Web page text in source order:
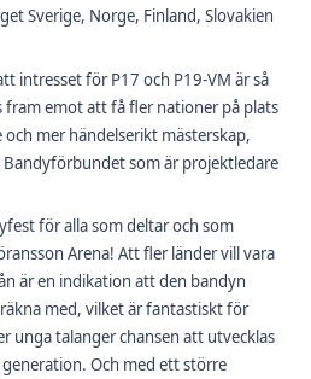
Sverige, Norge, Finland, Slovakien
intresset för P17 och P19-VM är så
fram emot att få fler nationer på plats
mer händelserikt mästerskap,
Bandyförbundet som är projektledare
för alla som deltar och som
Arena! Att fler länder vill vara
är en indikation att den bandyn
med, vilket är fantastiskt för
unga talanger chansen att utvecklas
Och med ett större